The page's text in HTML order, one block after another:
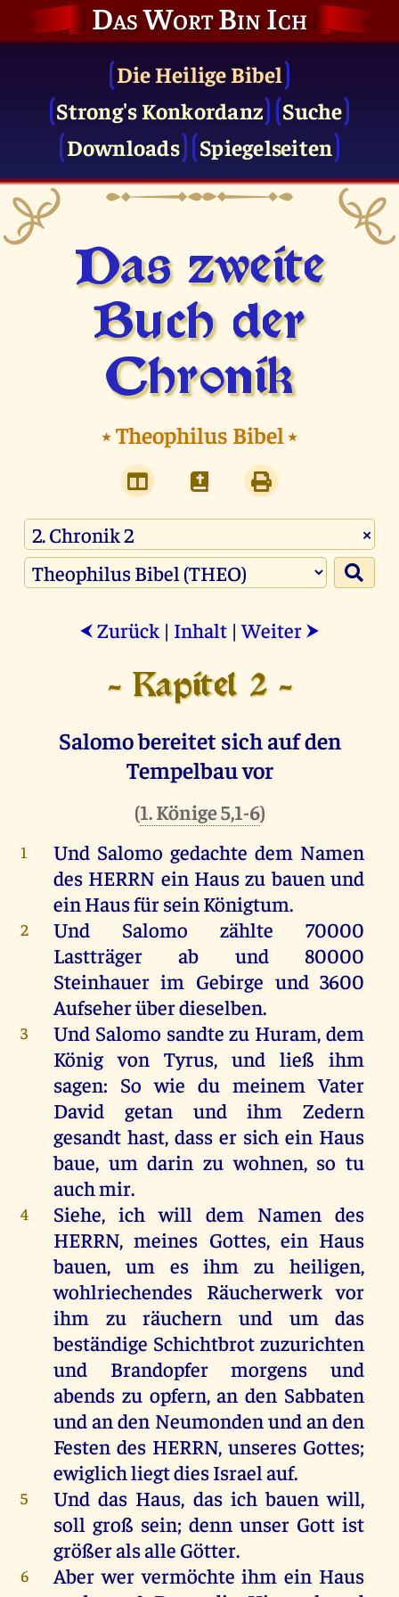
Das Wort Bin Ich
Die Heilige Bibel
Strong's Konkordanz
Suche
Downloads
Spiegelseiten
Das zweite
Buch der
Chronik
⭑Theophilus Bibel⭑
×
⮜ Zurück | Inhalt |Weiter ⮞
- Kapitel 2 -
Salomo bereitet sich auf den
Tempelbau vor
(1. Könige 5,1-6)
1 Und Salomo gedachte dem Namen
des HERRN ein Haus zu bauen und
einHausfürseinKönigtum.
2 Und Salomo zählte 70000
Lastträger
ab und80000
Steinhauerim Gebirge und3600
Aufseherüberdieselben.
3 Und Salomo sandte zu Huram,dem
König von Tyrus,und ließ ihm
sagen: So wie du meinem Vater
David
getan und ihm
Zedern
gesandt hast, dasser sich ein Haus
baue, um darin zu wohnen, so tu
auchmir.
4 Siehe, ich will dem Namen des
HERRN,meines Gottes, ein Haus
bauen, um es ihm zu heiligen,
wohlriechendes Räucherwerkvor
ihm
zu räuchern und um
das
beständige Schichtbrotzuzurichten
und
Brandopfer morgens
und
abends zu opfern,an den Sabbaten
undanden Neumondenundanden
Festen des HERRN,unseres Gottes;
ewiglichliegtdiesIsraelauf.
5 Und das Haus, das ich bauen will,
soll groß sein;denn unser Gott ist
größeralsalle Götter.
6 Aber wer vermöchte ihm ein Haus